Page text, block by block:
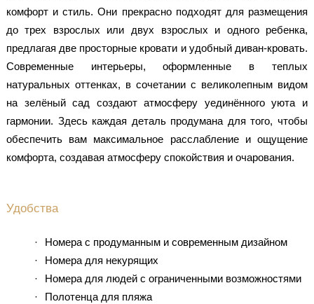
комфорт и стиль. Они прекрасно подходят для размещения
до трех взрослых или двух взрослых и одного ребенка,
предлагая две просторные кровати и удобный диван-кровать.
Современные интерьеры, оформленные в теплых
натуральных оттенках, в сочетании с великолепным видом
на зелёный сад создают атмосферу уединённого уюта и
гармонии. Здесь каждая деталь продумана для того, чтобы
обеспечить вам максимальное расслабление и ощущение
комфорта, создавая атмосферу спокойствия и очарования.
Удобства
Номера с продуманным и современным дизайном
Номера для некурящих
Номера для людей с ограниченными возможностями
Полотенца для пляжа